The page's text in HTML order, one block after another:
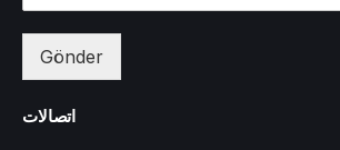
Gönder
اتصالات